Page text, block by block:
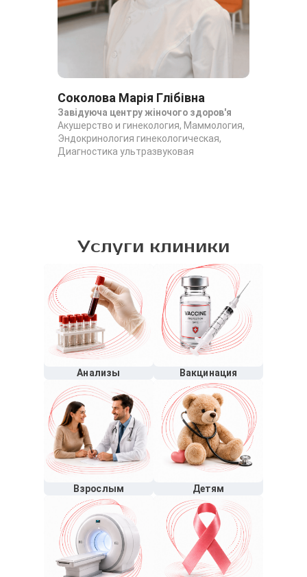
Соколова Марія Глібівна
Завідуюча центру жіночого здоров'я
Акушерство и гинекология, Маммология,
Эндокринология гинекологическая,
Диагностика ультразвуковая
Услуги клиники
Анализы Вакцинация
Взрослым Детям